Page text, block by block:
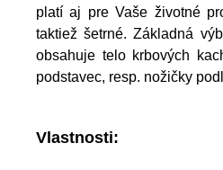
platí aj pre Vaše životné
taktiež šetrné.Základná
obsahuje telo krbových
podstavec, resp. nožičky
Vlastnosti: